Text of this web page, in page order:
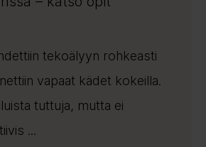
tekoälyyn rohkeasti
vapaat kädet kokeilla.
tuttuja, mutta ei
...